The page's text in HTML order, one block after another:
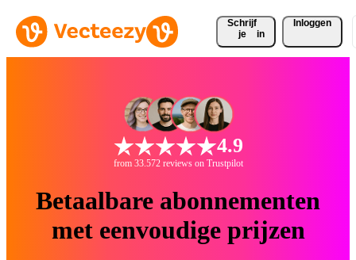
Schrijf
je
in
Inloggen
4.9
from 33.572 reviews on Trustpilot
Betaalbare abonnementen
met eenvoudige prijzen